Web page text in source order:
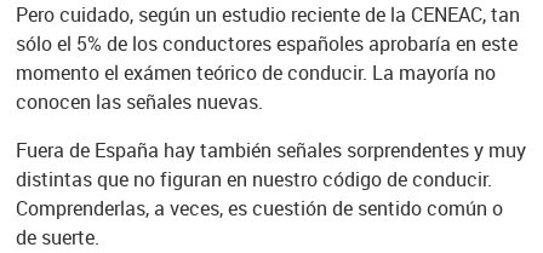
Pero cuidado, según un estudio reciente de la CENEAC, tan
sólo el 5% de los conductores españoles aprobaría en este
momento el exámen teórico de conducir. La mayoría no
conocen las señales nuevas.
Fuera de España hay también señales sorprendentes y muy
distintas que no figuran en nuestro código de conducir.
Comprenderlas, a veces, es cuestión de sentido común o
de suerte.